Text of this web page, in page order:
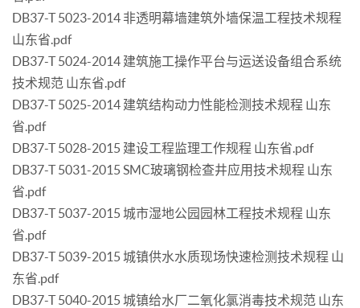
DB37-T 5023-2014 非透明幕墙建筑外墙保温工程技术规程
山东省.pdf
DB37-T 5024-2014 建筑施工操作平台与运送设备组合系统
技术规范 山东省.pdf
DB37-T 5025-2014 建筑结构动力性能检测技术规程 山东
省.pdf
DB37-T 5028-2015 建设工程监理工作规程 山东省.pdf
DB37-T 5031-2015 SMC玻璃钢检查井应用技术规程 山东
省.pdf
DB37-T 5037-2015 城市湿地公园园林工程技术规程 山东
省.pdf
DB37-T 5039-2015 城镇供水水质现场快速检测技术规程 山
东省.pdf
DB37-T 5040-2015 城镇给水厂二氧化氯消毒技术规范 山东